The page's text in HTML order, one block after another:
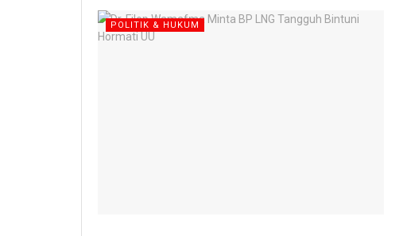
POLITIK & HUKUM